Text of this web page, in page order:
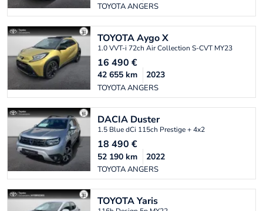
TOYOTA ANGERS
TOYOTAAygo X
1.0 VVT-i 72ch Air Collection S-CVT MY23
16 490 €
TOYOTA ANGERS
42 655 km 2023
DACIA Duster
1.5 Blue dCi 115ch Prestige + 4x2
18 490 €
TOYOTA ANGERS
52 190 km 2022
TOYOTAYaris